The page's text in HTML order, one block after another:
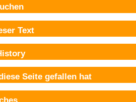
Text
Seite gefallen hat